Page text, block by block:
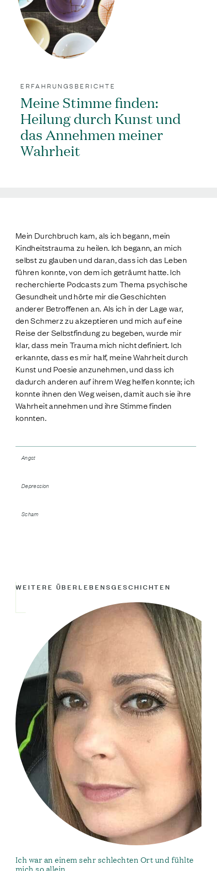
ERFAHRUNGSBERICHTE
Meine Stimme finden:
Heilung durch Kunst und
das Annehmen meiner
Wahrheit
Mein Durchbruch kam, als ich begann, mein
Kindheitstrauma zu heilen. Ich begann, an mich
selbst zu glauben und daran, dass ich das Leben
führen konnte, von dem ich geträumt hatte. Ich
recherchierte Podcasts zum Thema psychische
Gesundheit und hörte mir die Geschichten
anderer Betroffenen an. Als ich in der Lage war,
den Schmerz zu akzeptieren und mich auf eine
Reise der Selbstfindung zu begeben, wurde mir
klar, dass mein Trauma mich nicht definiert. Ich
erkannte, dass es mir half, meine Wahrheit durch
Kunst und Poesie anzunehmen, und dass ich
dadurch anderen auf ihrem Weg helfen konnte; ich
konnte ihnen den Weg weisen, damit auch sie ihre
Wahrheit annehmen und ihre Stimme finden
konnten.
Angst
Depression
Scham
WEITERE ÜBERLEBENSGESCHICHTEN
Ich war an einem sehr schlechten Ort und fühlte
mich so allein